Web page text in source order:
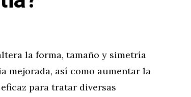
la forma, tamaño y simetría
mejorada, así como aumentar la
para tratar diversas